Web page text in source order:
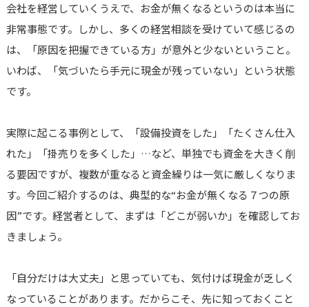
会社を経営していくうえで、お金が無くなるというのは本当に
非常事態です。しかし、多くの経営相談を受けていて感じるの
は、「原因を把握できている方」が意外と少ないということ。
いわば、「気づいたら手元に現金が残っていない」という状態
です。
実際に起こる事例として、「設備投資をした」「たくさん仕入
れた」「掛売りを多くした」…など、単独でも資金を大きく削
る要因ですが、複数が重なると資金繰りは一気に厳しくなりま
す。今回ご紹介するのは、典型的な“お金が無くなる７つの原
因”です。経営者として、まずは「どこが弱いか」を確認してお
きましょう。
「自分だけは大丈夫」と思っていても、気付けば現金が乏しく
なっていることがあります。だからこそ、先に知っておくこと